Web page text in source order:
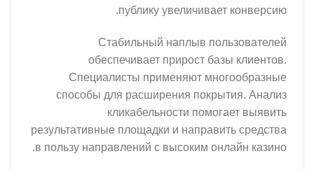
публику увеличивает конверсию.
Стабильный наплыв пользователей
обеспечивает прирост базы клиентов.
Специалисты применяют многообразные
способы для расширения покрытия. Анализ
кликабельности помогает выявить
результативные площадки и направить средства
в пользу направлений с высоким онлайн казино.